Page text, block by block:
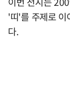
'띠'를 주제로 이
다.